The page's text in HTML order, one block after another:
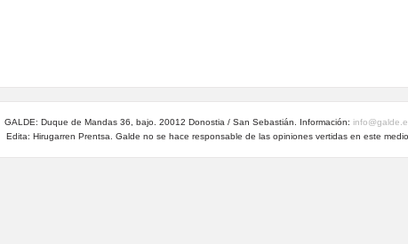
GALDE: Duque de Mandas 36, bajo. 20012 Donostia / San Sebastián. Información:
Edita: Hirugarren Prentsa. Galde no se hace responsable de las opiniones vertidas en este